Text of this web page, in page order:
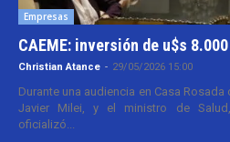
Empresas
CAEME: inversión de u$s
Christian Atance - 29/05/2026 15:00
Durante una audiencia en Casa
Javier Milei, y el ministro de
oficializó...